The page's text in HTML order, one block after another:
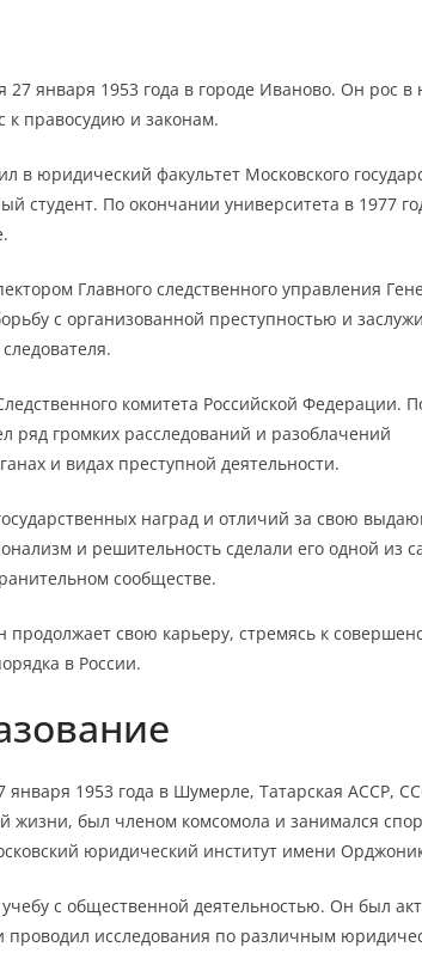
27 января 1953 года в городе Иваново. Он рос в
к правосудию и законам.
в юридический факультет Московского
студент. По окончании университета в 1977
Главного следственного управления
с организованной преступностью и
комитета Российской Федерации.
ряд громких расследований и разоблачений
и видах преступной деятельности.
наград и отличий за свою
и решительность сделали его одной из
сообществе.
свою карьеру, стремясь к
в России.
1953 года в Шумерле, Татарская АССР,
жизни, был членом комсомола и занимался
юридический институт имени
с общественной деятельностью. Он был
проводил исследования по различным